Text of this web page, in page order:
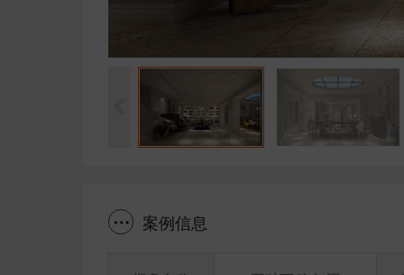
案例信息